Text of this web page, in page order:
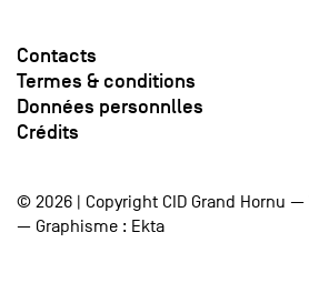
Contacts
Termes & conditions
Données personnlles
Crédits
© 2026 | Copyright CID Grand Hornu —
— Graphisme : Ekta